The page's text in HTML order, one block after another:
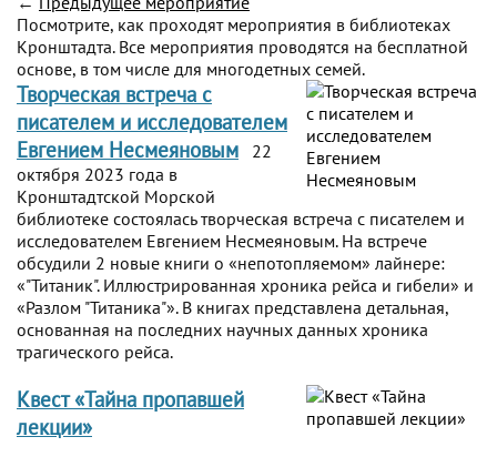
Посмотрите, как проходят мероприятия в библиотеках
Кронштадта. Все мероприятия проводятся на бесплатной
основе, в том числе для многодетных семей.
Творческая встреча с
писателем и исследователем
Евгением Несмеяновым
22
октября 2023 года в
Кронштадтской Морской
библиотеке состоялась творческая встреча с писателем и
исследователем Евгением Несмеяновым. На встрече
обсудили 2 новые книги о «непотопляемом» лайнере:
«"Титаник". Иллюстрированная хроника рейса и гибели» и
«Разлом "Титаника"». В книгах представлена детальная,
основанная на последних научных данных хроника
трагического рейса.
Квест «Тайна пропавшей
лекции»